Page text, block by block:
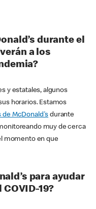
durante el
a los
y estatales, algunos
horarios. Estamos
de McDonald's durante
muy de cerca
momento en que
para ayudar
19?